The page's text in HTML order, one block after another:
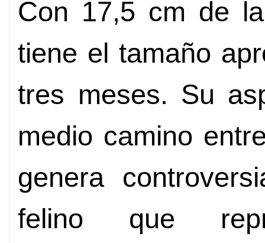
Con 17,5 cm de
tiene el tamaño
tres meses. Su
medio camino
genera
felino que